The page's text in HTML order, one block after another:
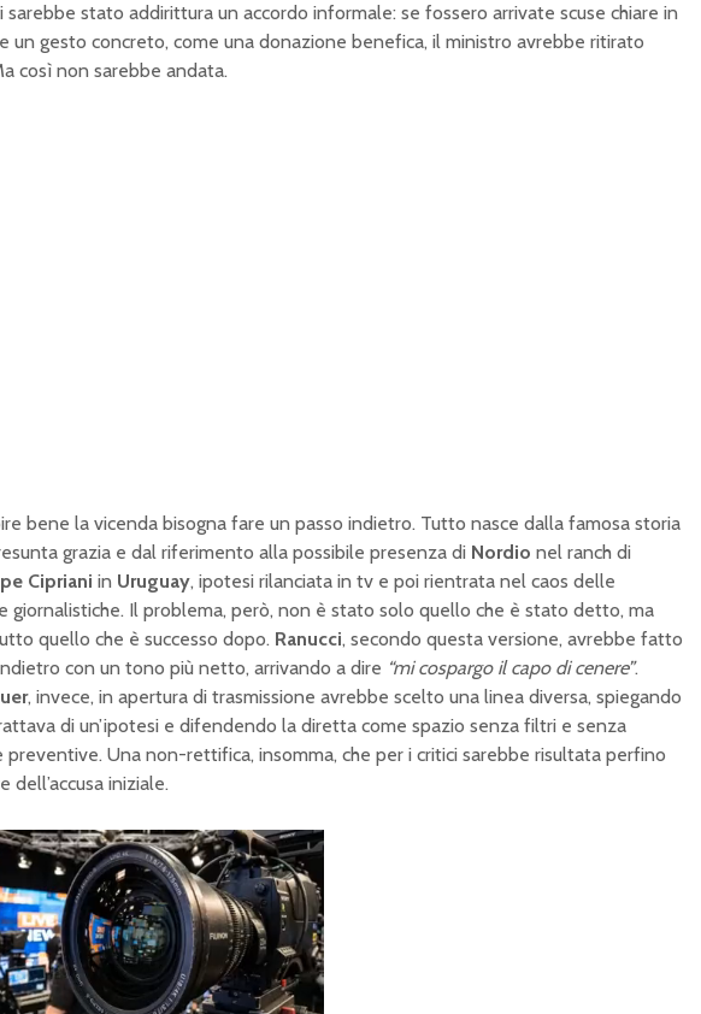
sarebbe stato addirittura un accordo informale: se fossero arrivate scuse chiare in
un gesto concreto, come una donazione benefica, il ministro avrebbe ritirato
così non sarebbe andata.
bene la vicenda bisogna fare un passo indietro. Tutto nasce dalla famosa storia
grazia e dal riferimento alla possibile presenza di Nordio nel ranch di
Cipriani in Uruguay, ipotesi rilanciata in tv e poi rientrata nel caos delle
giornalistiche. Il problema, però, non è stato solo quello che è stato detto, ma
quello che è successo dopo. Ranucci, secondo questa versione, avrebbe fatto
con un tono più netto, arrivando a dire “mi cospargo il capo di cenere”.
, invece, in apertura di trasmissione avrebbe scelto una linea diversa, spiegando
di un’ipotesi e difendendo la diretta come spazio senza filtri e senza
preventive. Una non-rettifica, insomma, che per i critici sarebbe risultata perfino
dell’accusa iniziale.